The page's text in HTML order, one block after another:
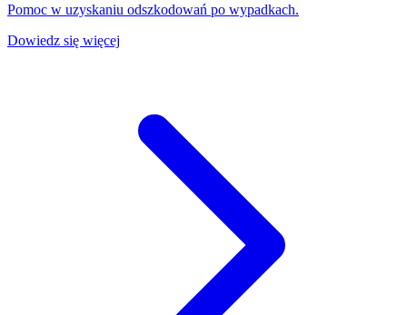
Pomoc w uzyskaniu odszkodowań po wypadkach.
Dowiedz się więcej